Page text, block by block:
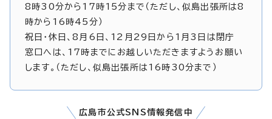
8時30分から17時15分まで（ただし、似島出張所は8
時から16時45分）
祝日・休日、8月6日、12月29日から1月3日は閉庁
窓口へは、17時までにお越しいただきますようお願い
します。（ただし、似島出張所は16時30分まで）
広島市公式SNS情報発信中